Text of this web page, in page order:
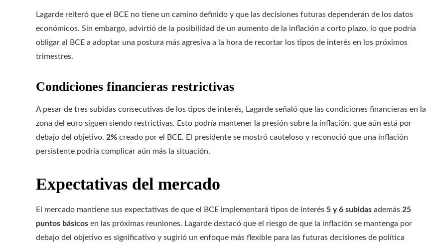
Lagarde reiteró que el BCE no tiene un camino definido y que las decisiones futuras dependerán de los datos
económicos. Sin embargo, advirtió de la posibilidad de un aumento de la inflación a corto plazo, lo que podría
obligar al BCE a adoptar una postura más agresiva a la hora de recortar los tipos de interés en los próximos
trimestres.
Condiciones financieras restrictivas
A pesar de tres subidas consecutivas de los tipos de interés, Lagarde señaló que las condiciones financieras en la
zona del euro siguen siendo restrictivas. Esto podría mantener la presión sobre la inflación, que aún está por
debajo del objetivo. 2% creado por el BCE. El presidente se mostró cauteloso y reconoció que una inflación
persistente podría complicar aún más la situación.
Expectativas del mercado
El mercado mantiene sus expectativas de que el BCE implementará tipos de interés 5 y 6 subidas además 25
puntos básicos en las próximas reuniones. Lagarde destacó que el riesgo de que la inflación se mantenga por
debajo del objetivo es significativo y sugirió un enfoque más flexible para las futuras decisiones de política